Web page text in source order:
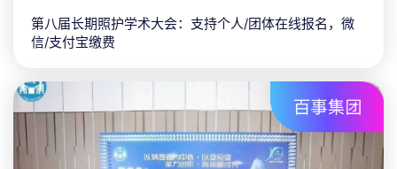
第八届长期照护学术大会：支持个人/团体在线报名，微
信/支付宝缴费